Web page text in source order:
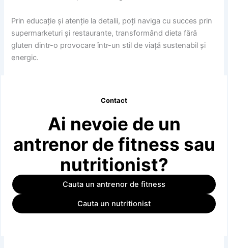
Prin educație și atenție la detalii, poți naviga cu succes prin
supermarketuri și restaurante, transformând dieta fără
gluten dintr-o provocare într-un stil de viață sustenabil și
energic.
Contact
Ai nevoie de un
antrenor de fitness sau
nutritionist?
Cauta un antrenor de fitness
Cauta un nutritionist